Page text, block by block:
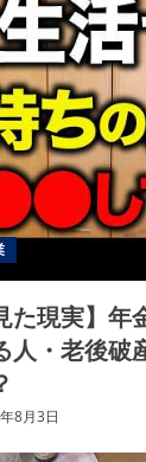
た現実】
人・老後破
8月3日